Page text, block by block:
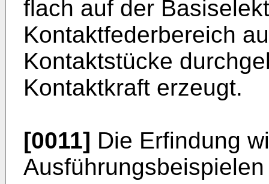
flach auf der
Kontaktfederbereich
Kontaktstücke
Kontaktkraft erzeugt.
[0011] Die Erfindung